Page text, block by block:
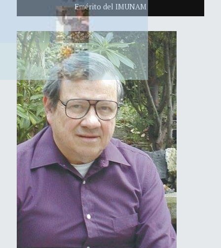
Emérito del IMUNAM